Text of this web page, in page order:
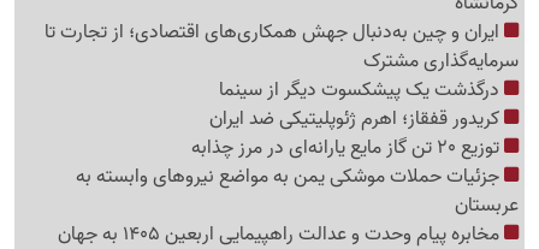
ایران و چین به‌دنبال جهش همکاری‌های اقتصادی؛ از تجارت تا
سرمایه‌گذاری مشترک
درگذشت یک پیشکسوت دیگر از سینما
کریدور قفقاز؛ اهرم ژئوپلیتیکی ضد ایران
توزیع 20 تن گاز مایع یارانه‌ای در مرز چذابه
جزئیات حملات موشکی یمن به مواضع نیروهای وابسته به
عربستان
مخابره پیام وحدت و عدالت راهپیمایی اربعین 1405 به جهان